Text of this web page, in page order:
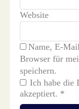
Website
Name, E-
Browser für
speichern.
Ich habe die
akzeptiert. *